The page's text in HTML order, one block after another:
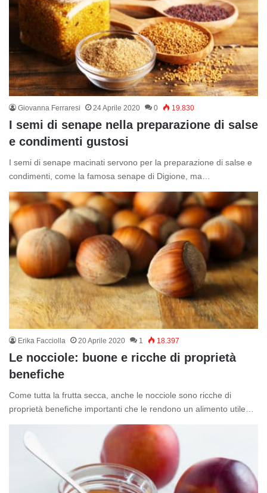
Giovanna Ferraresi 24 Aprile 2020 0 19.830
I semi di senape nella preparazione di salse
e condimenti gustosi
I semi di senape macinati servono per la preparazione di salse e
condimenti, come la famosa senape di Digione, ma…
Erika Facciolla 20 Aprile 2020 1 18.397
Le nocciole: buone e ricche di proprietà
benefiche
Come tutta la frutta secca, anche le nocciole sono ricche di
proprietà benefiche importanti che le rendono un alimento utile…